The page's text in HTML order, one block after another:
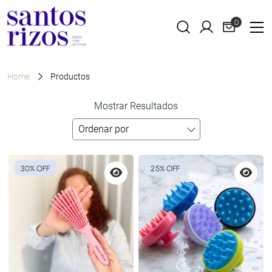
0
Home Productos
Mostrar Resultados
30% OFF
Vista
25% OFF
Vista
previa